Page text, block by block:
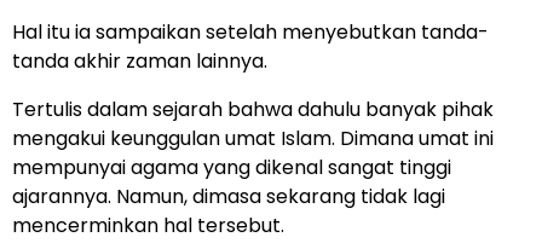
Hal itu ia sampaikan setelah menyebutkan tanda-
tanda akhir zaman lainnya.
Tertulis dalam sejarah bahwa dahulu banyak pihak
mengakui keunggulan umat Islam. Dimana umat ini
mempunyai agama yang dikenal sangat tinggi
ajarannya. Namun, dimasa sekarang tidak lagi
mencerminkan hal tersebut.